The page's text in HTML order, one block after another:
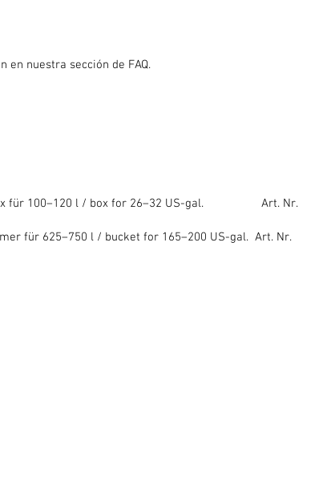
en nuestra sección de FAQ.
für 100–120 l / box for 26–32 US-gal. Art. Nr.
für 625–750 l / bucket for 165–200 US-gal. Art. Nr.